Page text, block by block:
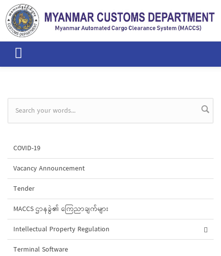
Skip to main content
Search form
COVID-19
Vacancy Announcement
Tender
MACCS ဌာနခွဲ၏ ကြေညာချက်များ
Intellectual Property Regulation
Terminal Software